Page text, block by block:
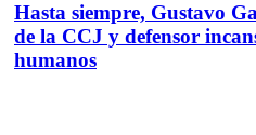
Hasta siempre, Gustavo
de la CCJ y defensor
humanos